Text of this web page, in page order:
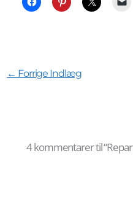
← Forrige Indlæg
4 kommentarer til